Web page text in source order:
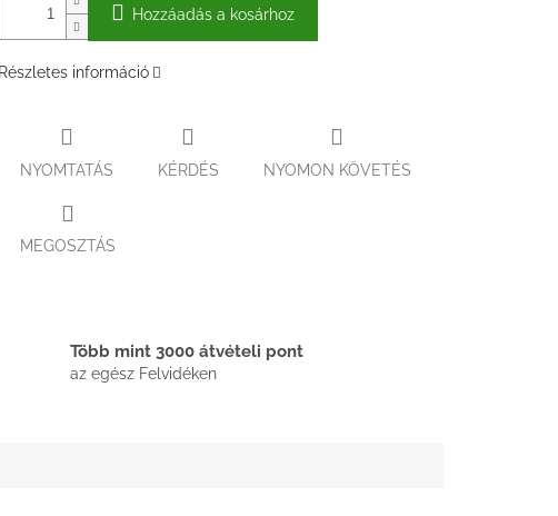
Hozzáadás a kosárhoz
Részletes információ
NYOMTATÁS KÉRDÉS NYOMON KÖVETÉS
MEGOSZTÁS
Több mint 3000 átvételi pont
az egész Felvidéken